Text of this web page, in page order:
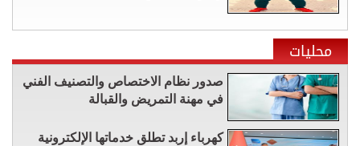
محليات
صدور نظام الاختصاص والتصنيف الفني
في مهنة التمريض والقبالة
كهرباء إربد تطلق خدماتها الإلكترونية